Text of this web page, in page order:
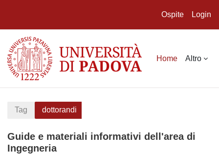
Ospite Login
Home Altro
Tag dottorandi
Guide e materiali informativi dell'area di
Ingegneria